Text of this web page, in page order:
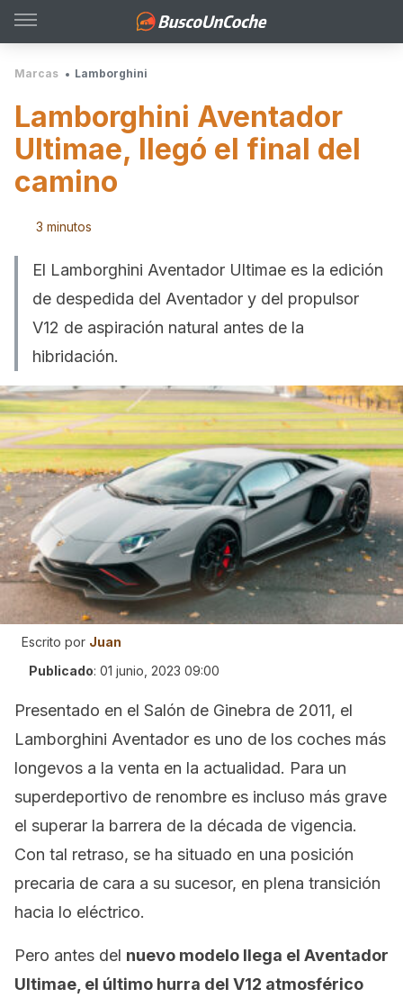
Marcas Lamborghini
Lamborghini Aventador
Ultimae, llegó el final del
camino
3 minutos
El Lamborghini Aventador Ultimae es la edición
de despedida del Aventador y del propulsor
V12 de aspiración natural antes de la
hibridación.
Escrito por Juan
Publicado: 01 junio, 2023 09:00
Presentado en el Salón de Ginebra de 2011, el
Lamborghini Aventador es uno de los coches más
longevos a la venta en la actualidad. Para un
superdeportivo de renombre es incluso más grave
el superar la barrera de la década de vigencia.
Con tal retraso, se ha situado en una posición
precaria de cara a su sucesor, en plena transición
hacia lo eléctrico.
Pero antes del nuevo modelo llega el Aventador
Ultimae, el último hurra del V12 atmosférico